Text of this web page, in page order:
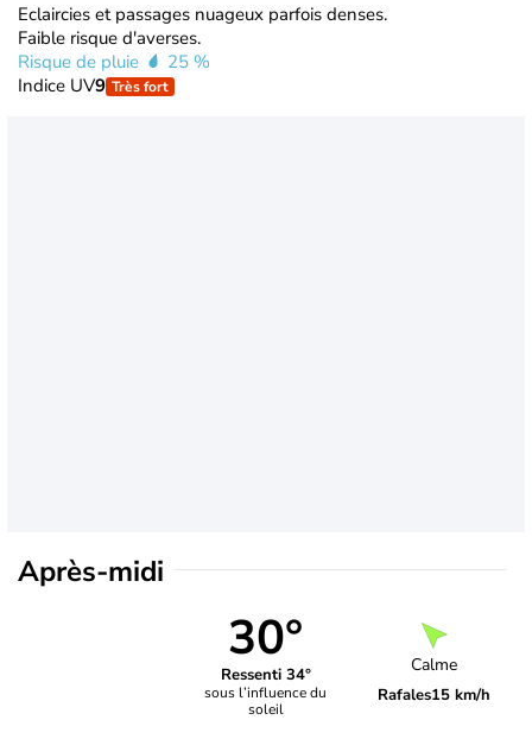
Eclaircies et passages nuageux parfois denses.
Faible risque d'averses.
Risque de pluie
25 %
Indice UV9 Très fort
Après-midi
30°
Ressenti 34°
sous l’influence du
soleil
Calme
Rafales15 km/h